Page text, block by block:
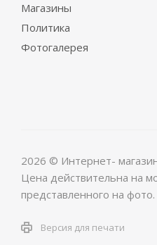
Магазины
Политика
Фотогалерея
2026 © Интернет-
Цена действительна на
представленного на
Версия для печати